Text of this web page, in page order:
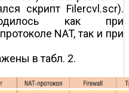
скрипт Filercvl.scr).
как при
NAT, так и при
в табл. 2.